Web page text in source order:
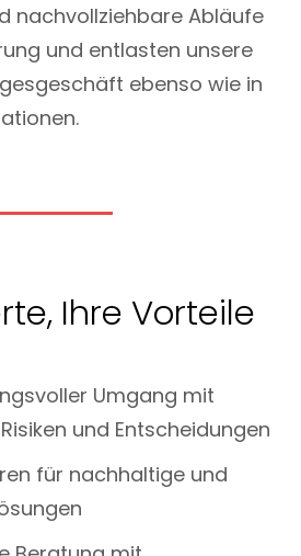
nachvollziehbare Abläufe
und entlasten unsere
ebenso wie in
Ihre Vorteile
Umgang mit
und Entscheidungen
für nachhaltige und